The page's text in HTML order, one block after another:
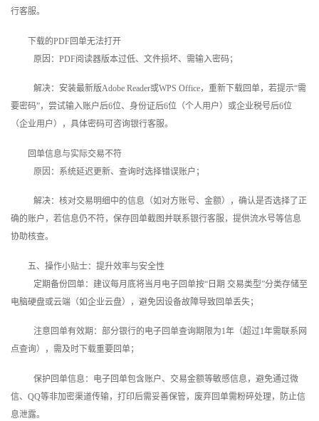
行客服。
下载的PDF回单无法打开
原因：PDF阅读器版本过低、文件损坏、需输入密码；
解决：安装最新版Adobe Reader或WPS Office，重新下载回单，若提示“需
要密码”，尝试输入账户后6位、身份证后6位（个人用户）或企业税号后6位
（企业用户），具体密码可咨询银行客服。
回单信息与实际交易不符
原因：系统延迟更新、查询时选择错误账户；
解决：核对交易明细中的信息（如对方账号、金额），确认是否选择了正
确的账户，若信息仍不符，保存回单截图并联系银行客服，提供流水号等信息
协助核查。
五、操作小贴士：提升效率与安全性
定期备份回单：建议每月底将当月电子回单按“日期 交易类型”分类存储至
电脑硬盘或云端（如企业云盘），避免因设备故障导致回单丢失；
注意回单有效期：部分银行的电子回单查询期限为1年（超过1年需联系网
点查询），需及时下载重要回单；
保护回单信息：电子回单包含账户、交易金额等敏感信息，避免通过微
信、QQ等非加密渠道传输，打印后需妥善保管，废弃回单需粉碎处理，防止信
息泄露。